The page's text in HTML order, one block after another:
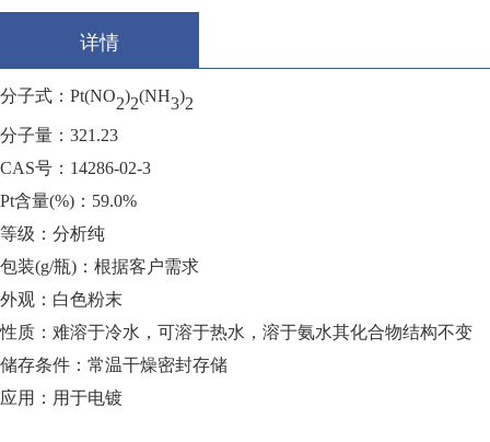
详情
分子式： Pt(NO2)2(NH3)2
分子量： 321.23
CAS号：14286-02-3
Pt含量(%)： 59.0%
等级：分析纯
包装(g/瓶)： 根据客户需求
外观：白色粉末
性质：难溶于冷水，可溶于热水，溶于氨水其化合物结构不变
储存条件：常温干燥密封存储
应用：用于电镀